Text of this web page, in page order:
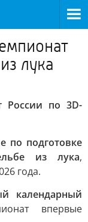
лука
России по 3D-
по подготовке
из лука,
года.
календарный
впервые